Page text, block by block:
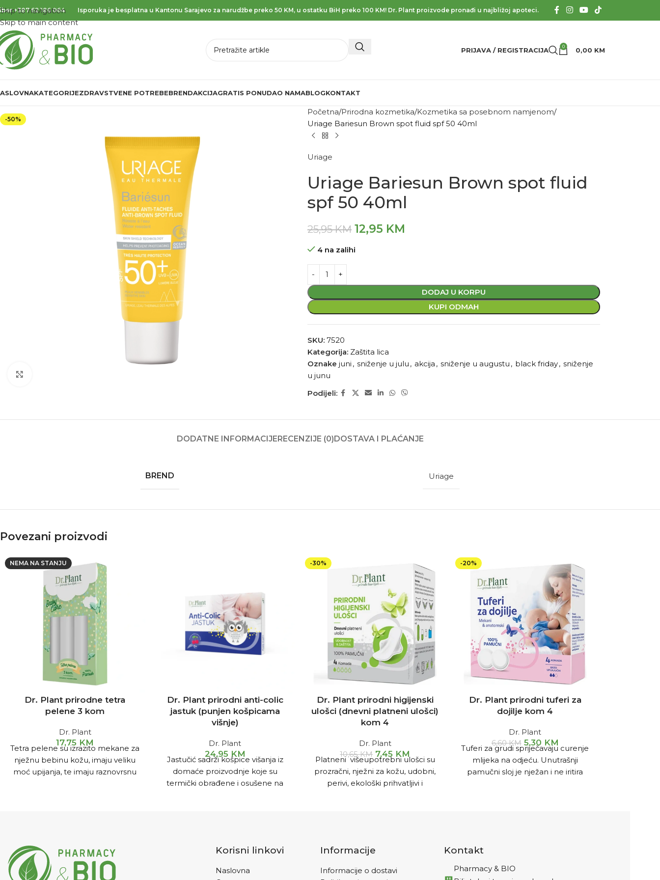
Skip to navigation
Skip to main content
+387 62 186 064 Isporuka je besplatna u Kantonu Sarajevo za narudžbe preko 50 KM, u ostatku BiH preko 100 KM! Dr. Plant proizvode pronađi u najbližoj apoteci.
PRIJAVA / REGISTRACIJA 0 0,00 KM
KATEGORIJEZDRAVSTVENE POTREBEBRENDAKCIJAGRATIS PONUDAO NAMABLOGKONTAKT
-50%
Početna Prirodna kozmetika Kozmetika sa posebnom namjenom
Uriage Bariesun Brown spot fluid spf 50 40ml
Uriage
Uriage Bariesun Brown spot fluid
spf 50 40ml
25,95KM 12,95 KM
4 na zalihi
DODAJ U KORPU
KUPI ODMAH
SKU: 7520
Kategorija: Zaštita lica
Oznake juni , sniženje u julu , akcija , sniženje u augustu , black friday, sniženje
u junu
Podijeli:
DODATNE INFORMACIJERECENZIJE (0)DOSTAVA I PLAĆANJE
BREND Uriage
Povezani proizvodi
NEMA NA STANJU
Dr. Plant prirodne tetra
pelene 3 kom
Dr. Plant
17,75 KM
Tetra pelene su izrazito mekane za
nježnu bebinu kožu, imaju veliku
moć upijanja, te imaju raznovrsnu
Dr. Plant prirodni anti-colic
jastuk (punjen košpicama
višnje)
Dr. Plant
24,95 KM
Jastučić sadrži košpice višanja iz
domaće proizvodnje koje su
termički obrađene i osušene na
-30%
Dr. Plant prirodni higijenski
ulošci (dnevni platneni ulošci)
kom 4
Dr. Plant
10,65KM 7,45 KM
Platneni višeupotrebni ulošci su
prozračni, nježni za kožu, udobni,
perivi, ekološki prihvatljivi i
-20%
Dr. Plant prirodni tuferi za
dojilje kom 4
Dr. Plant
6,60KM 5,30 KM
Tuferi za grudi spriječavaju curenje
mlijeka na odjeću. Unutrašnji
pamučni sloj je nježan i ne iritira
Korisni linkovi
Naslovna
Informacije
Informacije o dostavi
Kontakt
Pharmacy & BIO